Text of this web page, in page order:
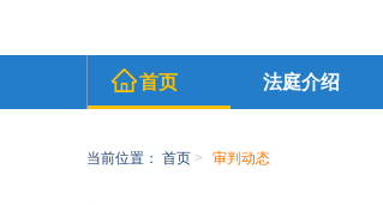
首页 法庭介绍
当前位置： 首页 > 审判动态